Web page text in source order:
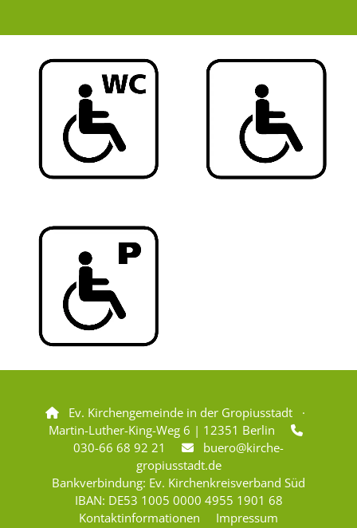

Ev. Kirchengemeinde in der Gropiusstadt ·
Martin-Luther-King-Weg 6 | 12351 Berlin

030-66 68 92 21 
buero@kirche-
gropiusstadt.de
Bankverbindung: Ev. Kirchenkreisverband Süd
IBAN: DE53 1005 0000 4955 1901 68
Kontaktinformationen
Impressum